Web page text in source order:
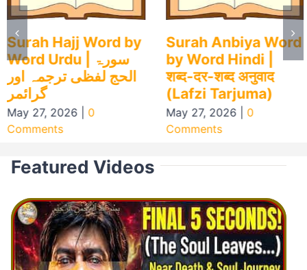
Surah Hajj Word by
Word Urdu | سورۃ
الحج لفظی ترجمہ اور
گرائمر
May 27, 2026
0
Comments
Surah Anbiya Word
by Word Hindi |
शब्द-दर-शब्द अनुवाद
(Lafzi Tarjuma)
May 27, 2026
0
Comments
Featured Videos